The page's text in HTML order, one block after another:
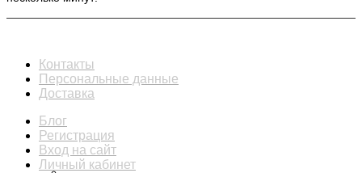
Контакты
Персональные данные
Доставка
Блог
Регистрация
Вход на сайт
Личный кабинет